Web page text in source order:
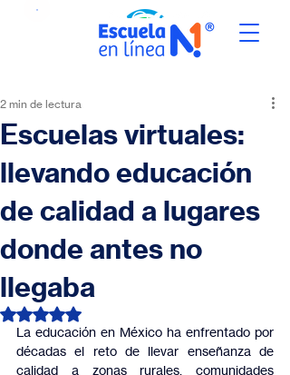
Escuelas virtuales:
llevando educación
de calidad a lugares
donde antes no
llegaba
2 min de lectura
Obtuvo NaN de 5 estrellas.
La educación en México ha enfrentado por
décadas el reto de llevar enseñanza de
calidad a zonas rurales, comunidades